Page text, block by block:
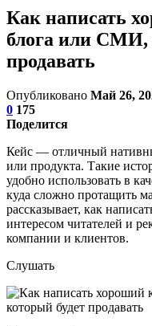
Как написать
блога или СМИ,
продавать
Опубликовано Май 26,
0 175
Поделится
Кейс — отличный
или продукта. Такие
удобно использовать в
куда сложно протащить
рассказывает, как
интересом читателей и
компании и клиентов.
Слушать